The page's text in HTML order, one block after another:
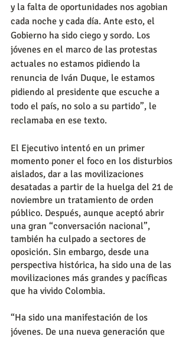
y la falta de oportunidades nos agobian
cada noche y cada día. Ante esto, el
Gobierno ha sido ciego y sordo. Los
jóvenes en el marco de las protestas
actuales no estamos pidiendo la
renuncia de Iván Duque, le estamos
pidiendo al presidente que escuche a
todo el país, no solo a su partido”, le
reclamaba en ese texto.
El Ejecutivo intentó en un primer
momento poner el foco en los disturbios
aislados, dar a las movilizaciones
desatadas a partir de la huelga del 21 de
noviembre un tratamiento de orden
público. Después, aunque aceptó abrir
una gran “conversación nacional”,
también ha culpado a sectores de
oposición. Sin embargo, desde una
perspectiva histórica, ha sido una de las
movilizaciones más grandes y pacíficas
que ha vivido Colombia.
“Ha sido una manifestación de los
jóvenes. De una nueva generación que